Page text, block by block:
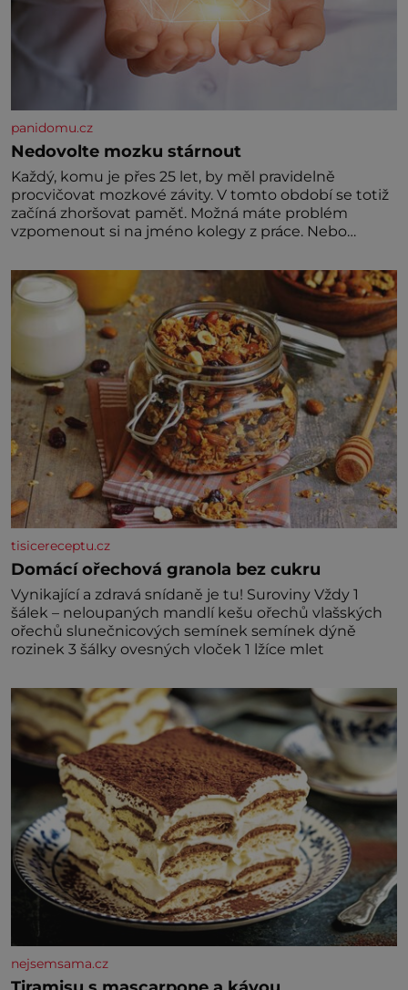
panidomu.cz
Nedovolte mozku stárnout
Každý, komu je přes 25 let, by měl pravidelně
procvičovat mozkové závity. V tomto období se totiž
začíná zhoršovat paměť. Možná máte problém
vzpomenout si na jméno kolegy z práce. Nebo
nedávno přečetli. Je to opravdu tak, s věkem jako
kdyby se paměť rozhodla stávkovat. Cvičte
tisicereceptu.cz
Domácí ořechová granola bez cukru
Vynikající a zdravá snídaně je tu! Suroviny Vždy 1
šálek – neloupaných mandlí kešu ořechů vlašských
ořechů slunečnicových semínek semínek dýně
rozinek 3 šálky ovesných vloček 1 lžíce mlet
nejsemsama.cz